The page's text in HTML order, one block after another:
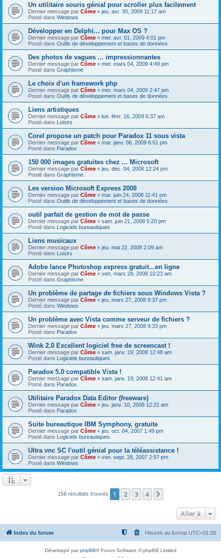
Un utilitaire souris génial pour scroller plus facilement
Dernier message par Côme « jeu. avr. 30, 2009 11:17 am
Posté dans Windows
Développer en Delphi... pour Max OS ?
Dernier message par Côme « mer. avr. 01, 2009 4:01 pm
Posté dans Outils de développement et bases de données
Des photos de vagues ... impressionnantes
Dernier message par Côme « mer. mars 04, 2009 4:49 pm
Posté dans Graphisme
Le choix d'un framework php
Dernier message par Côme « mer. mars 04, 2009 2:47 pm
Posté dans Outils de développement et bases de données
Liens artistiques
Dernier message par Côme « lun. févr. 16, 2009 6:37 am
Posté dans Loisirs
Corel propose un patch pour Paradox 11 sous vista
Dernier message par Côme « mar. janv. 06, 2009 6:51 pm
Posté dans Paradox
150 000 images gratuites chez ... Microsoft
Dernier message par Côme « jeu. déc. 04, 2008 12:24 pm
Posté dans Graphisme
Les version Microsoft Express 2008
Dernier message par Côme « mar. juin 24, 2008 11:41 pm
Posté dans Outils de développement et bases de données
outil parfait de gestion de mot de passe
Dernier message par Côme « sam. juin 21, 2008 5:20 pm
Posté dans Logiciels bureautiques
Liens musicaux
Dernier message par Côme « jeu. mai 22, 2008 2:09 am
Posté dans Loisirs
Adobe lance Photoshop express gratuit...en ligne
Dernier message par Côme « ven. mars 28, 2008 10:23 am
Posté dans Graphisme
Un problème de partage de fichiers sous Windows Vista ?
Dernier message par Côme « jeu. mars 27, 2008 9:37 pm
Posté dans Windows
Un problème avec Vista comme serveur de fichiers ?
Dernier message par Côme « jeu. mars 27, 2008 9:33 pm
Posté dans Paradox
Wink 2.0 Excellent logiciel free de screencast !
Dernier message par Côme « sam. janv. 19, 2008 12:48 am
Posté dans Logiciels bureautiques
Paradox 5.0 compatible Vista !
Dernier message par Côme « sam. janv. 19, 2008 12:41 am
Posté dans Paradox
Utilitaire Paradox Data Editor (freeware)
Dernier message par Côme « jeu. janv. 10, 2008 12:22 am
Posté dans Paradox
Suite bureautique IBM Symphony, gratuite
Dernier message par Côme « jeu. oct. 04, 2007 1:49 pm
Posté dans Logiciels bureautiques
Ultra vnc SC l'outil génial pour la téléassistance !
Dernier message par Côme « ven. sept. 28, 2007 2:57 pm
Posté dans Windows
158 résultats trouvés 1 2 3 4
Aller à
Index du forum Heures au format UTC+01:00
Développé parphpBB® Forum Software © phpBB Limited